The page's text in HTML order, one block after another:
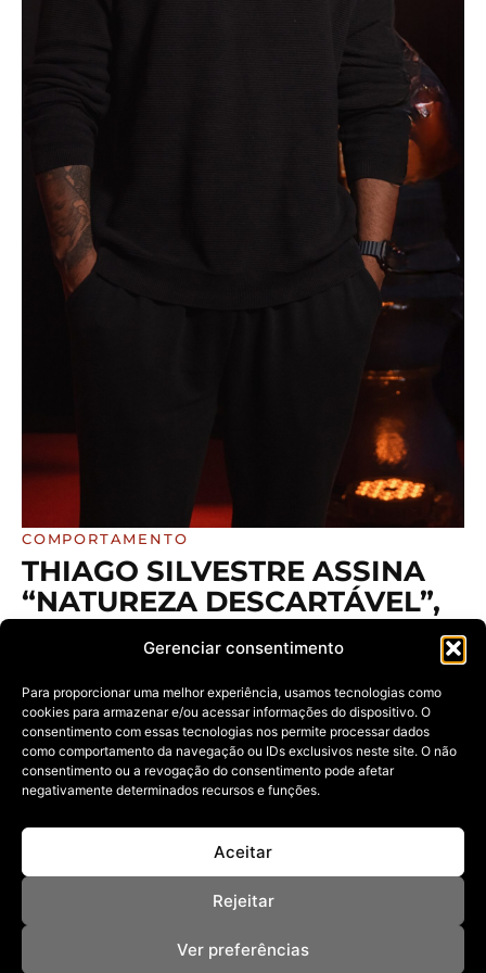
Gerenciar consentimento
Para proporcionar uma melhor experiência, usamos tecnologias como
cookies para armazenar e/ou acessar informações do dispositivo. O
consentimento com essas tecnologias nos permite processar dados
como comportamento da navegação ou IDs exclusivos neste site. O não
consentimento ou a revogação do consentimento pode afetar
negativamente determinados recursos e funções.
Aceitar
Rejeitar
Ver preferências
COMPORTAMENTO
THIAGO SILVESTRE ASSINA
“NATUREZA DESCARTÁVEL”,
CAMPANHA PREMIADA QUE
PROVOCA REFLEXÃO SOBRE
CONSUMO E
RESPONSABILIDADE
AMBIENTAL
13/01/2026
do Praia Limpa